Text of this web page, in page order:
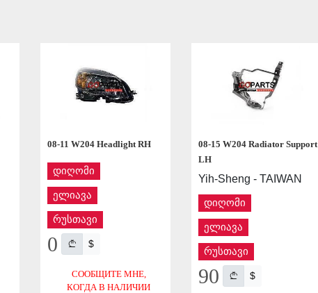
08-11 W204 Headlight RH
დიღომი
ელიავა
რუსთავი
0 $
СООБЩИТЕ МНЕ,
КОГДА В НАЛИЧИИ
08-15 W204 Radiator Support
LH
Yih-Sheng - TAIWAN
დიღომი
ელიავა
რუსთავი
90 $